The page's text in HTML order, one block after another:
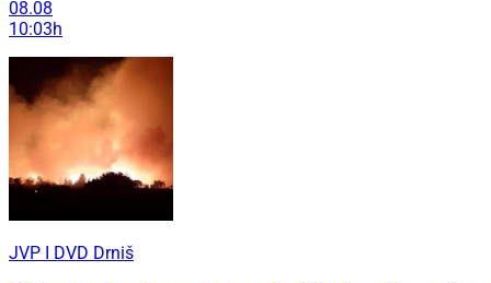
08.08
10:03h
JVP I DVD Drniš